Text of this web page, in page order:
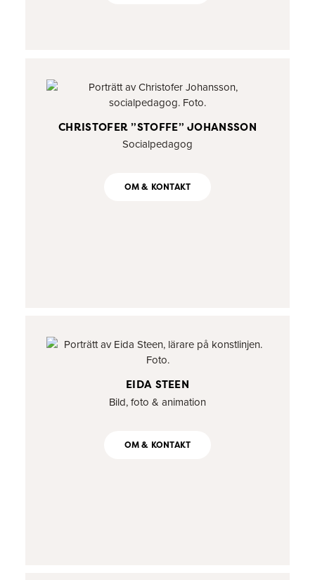
CHRISTOFER ”STOFFE” JOHANSSON
Socialpedagog
OM & KONTAKT
EIDA STEEN
Bild, foto & animation
OM & KONTAKT